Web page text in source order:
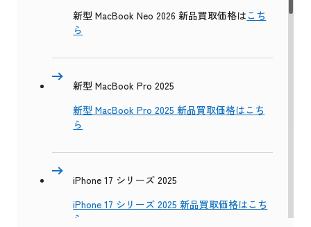
新型 MacBook Neo 2026 新品買取価格はこち
ら
新型 MacBook Pro 2025
新型 MacBook Pro 2025 新品買取価格はこち
ら
iPhone 17 シリーズ 2025
iPhone 17 シリーズ 2025 新品買取価格はこち
ら